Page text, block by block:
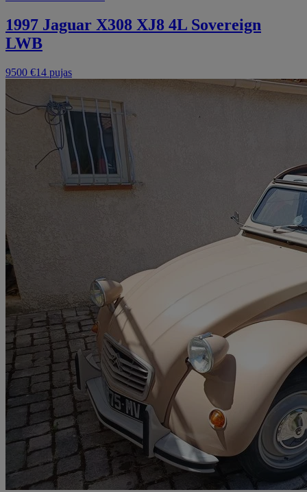
1997 Jaguar X308 XJ8 4L Sovereign
LWB
9500 €14 pujas